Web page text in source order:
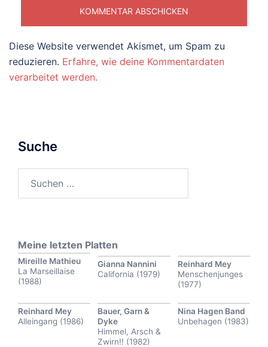
Diese Website verwendet Akismet, um Spam zu
reduzieren. Erfahre, wie deine Kommentardaten
verarbeitet werden.
Suche
Meine letzten Platten
Mireille Mathieu
La Marseillaise
(1988)
Gianna Nannini
California (1979)
Reinhard Mey
Menschenjunges
(1977)
Reinhard Mey
Alleingang (1986)
Bauer, Garn &
Dyke
Himmel, Arsch &
Zwirn!! (1982)
Nina Hagen Band
Unbehagen (1983)